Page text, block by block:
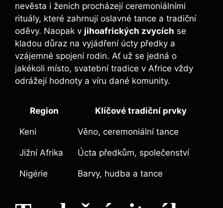
nevěsta i ženich procházejí ceremoniálními
rituály, které zahrnují oslavné tance a tradiční
oděvy. Naopak v jihoafrických zvycích se
kladou důraz na vyjádření úcty předky a
vzájemné spojení rodin. Ať už se jedná o
jakékoli místo, svatební tradice v Africe vždy
odrážejí hodnoty a víru dané komunity.
Region Klíčové tradiční prvky
Keni Věno, ceremoniální tance
Jižní Afrika Úcta předkům, společenství
Nigérie Barvy, hudba a tance